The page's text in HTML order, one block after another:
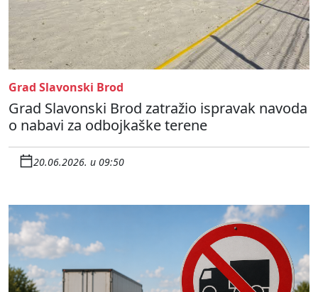
Grad Slavonski Brod
Grad Slavonski Brod zatražio ispravak navoda
o nabavi za odbojkaške terene
20.06.2026. u 09:50